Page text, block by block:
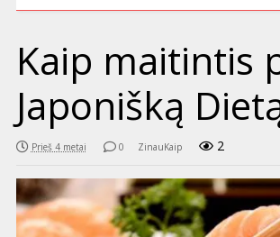
Kaip maitintis
Japonišką
Prieš 4 metai 0 ZinauKaip 2